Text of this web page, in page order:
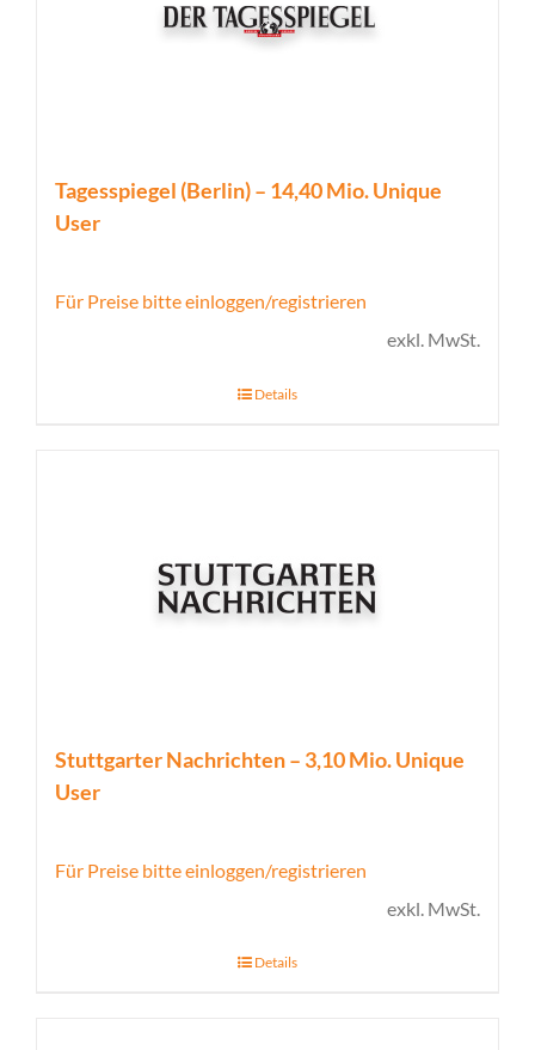
Tagesspiegel (Berlin) – 14,40 Mio. Unique
User
Für Preise bitte einloggen/registrieren
exkl. MwSt.
Details
Stuttgarter Nachrichten – 3,10 Mio. Unique
User
Für Preise bitte einloggen/registrieren
exkl. MwSt.
Details